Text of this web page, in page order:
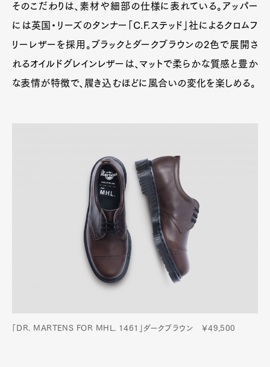
そのこだわりは、素材や細部の仕様に表れている。アッパー
には英国・リーズのタンナー「C.F.ステッド」社によるクロムフ
リーレザーを採用。ブラックとダークブラウンの2色で展開さ
れるオイルドグレインレザーは、マットで柔らかな質感と豊か
な表情が特徴で、履き込むほどに風合いの変化を楽しめる。
「DR. MARTENS FOR MHL. 1461」ダークブラウン ￥49,500